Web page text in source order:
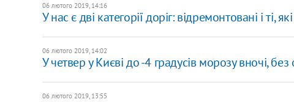
06 лютого 2019, 14:16
У нас є дві категорії доріг: відремонтовані і ті,
06 лютого 2019, 14:02
У четвер у Києві до -4 градусів морозу вночі, без
06 лютого 2019, 13:55